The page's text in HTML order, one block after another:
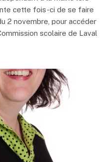
cette fois-ci de se faire
2 novembre, pour accéder
scolaire de Laval